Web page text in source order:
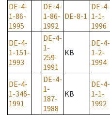
DE-4-
1-86-
1995
DE-4-
1-86-
1992
DE-8-1
DE-4-
1-1-
1996
DE-4-
1-151-
1993
DE-4-
1-
259-
1991
KB
DE-4-
1-2-
1994
DE-4-
1-346-
1991
DE-4-
1-
187-
1988
KB
DE-4-
1-1-
1992